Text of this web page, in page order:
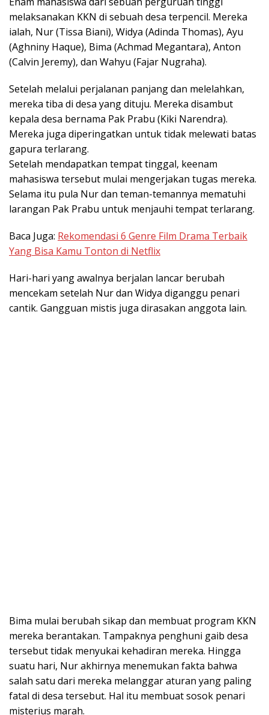
melaksanakan KKN di sebuah desa terpencil. Mereka
ialah, Nur (Tissa Biani), Widya (Adinda Thomas), Ayu
(Aghniny Haque), Bima (Achmad Megantara), Anton
(Calvin Jeremy), dan Wahyu (Fajar Nugraha).
Setelah melalui perjalanan panjang dan melelahkan,
mereka tiba di desa yang dituju. Mereka disambut
kepala desa bernama Pak Prabu (Kiki Narendra).
Mereka juga diperingatkan untuk tidak melewati batas
gapura terlarang.
Setelah mendapatkan tempat tinggal, keenam
mahasiswa tersebut mulai mengerjakan tugas mereka.
Selama itu pula Nur dan teman-temannya mematuhi
larangan Pak Prabu untuk menjauhi tempat terlarang.
Baca Juga: Rekomendasi 6 Genre Film Drama Terbaik
Yang Bisa Kamu Tonton di Netflix
Hari-hari yang awalnya berjalan lancar berubah
mencekam setelah Nur dan Widya diganggu penari
cantik. Gangguan mistis juga dirasakan anggota lain.
Bima mulai berubah sikap dan membuat program KKN
mereka berantakan. Tampaknya penghuni gaib desa
tersebut tidak menyukai kehadiran mereka. Hingga
suatu hari, Nur akhirnya menemukan fakta bahwa
salah satu dari mereka melanggar aturan yang paling
fatal di desa tersebut. Hal itu membuat sosok penari
misterius marah.